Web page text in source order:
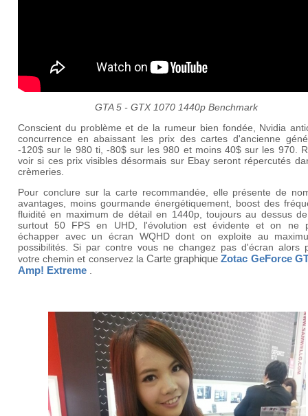
GTA 5 - GTX 1070 1440p Benchmark
Conscient du problème et de la rumeur bien fondée, Nvidia
concurrence en abaissant les prix des cartes d'ancienne
-120$ sur le 980 ti, -80$ sur les 980 et moins 40$ sur les 970.
voir si ces prix visibles désormais sur Ebay seront répercutés
crèmeries.
Pour conclure sur la carte recommandée, elle présente de
avantages, moins gourmande énergétiquement, boost des
fluidité en maximum de détail en 1440p, toujours au dessus
surtout 50 FPS en UHD, l'évolution est évidente et on ne
échapper avec un écran WQHD dont on exploite au
possibilités. Si par contre vous ne changez pas d'écran alors
votre chemin et conservez la Carte graphique Zotac GeForce
Amp! Extreme